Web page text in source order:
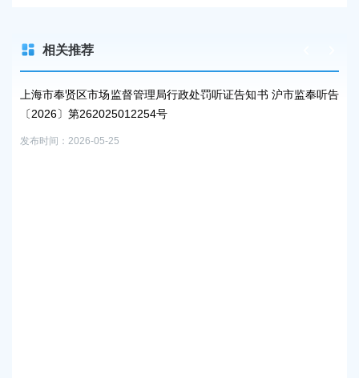
相关推荐
上海市奉贤区市场监督管理局行政处罚听证告知书 沪市监奉听告
〔2026〕第262025012254号
发布时间：2026-05-25